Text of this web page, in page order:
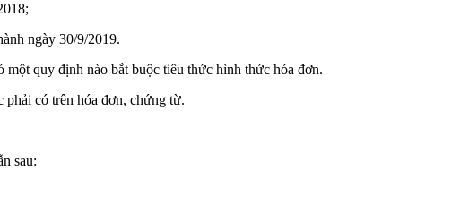
ngày 30/9/2019.
quy định nào bắt buộc tiêu thức hình thức hóa đơn.
có trên hóa đơn, chứng từ.
sau: